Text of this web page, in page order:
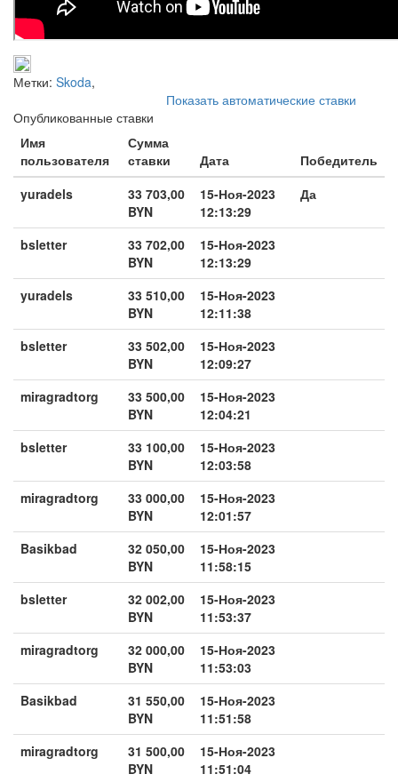
Метки: Skoda,
Показать автоматические ставки
Опубликованные ставки
Имя
пользователя
Сумма
ставки
Дата
Победитель
yuradels
33 703,00
BYN
15-Ноя-2023
12:13:29
Да
bsletter
33 702,00
BYN
15-Ноя-2023
12:13:29
yuradels
33 510,00
BYN
15-Ноя-2023
12:11:38
bsletter
33 502,00
BYN
15-Ноя-2023
12:09:27
miragradtorg
33 500,00
BYN
15-Ноя-2023
12:04:21
bsletter
33 100,00
BYN
15-Ноя-2023
12:03:58
miragradtorg
33 000,00
BYN
15-Ноя-2023
12:01:57
Basikbad
32 050,00
BYN
15-Ноя-2023
11:58:15
bsletter
32 002,00
BYN
15-Ноя-2023
11:53:37
miragradtorg
32 000,00
BYN
15-Ноя-2023
11:53:03
Basikbad
31 550,00
BYN
15-Ноя-2023
11:51:58
miragradtorg
31 500,00
BYN
15-Ноя-2023
11:51:04